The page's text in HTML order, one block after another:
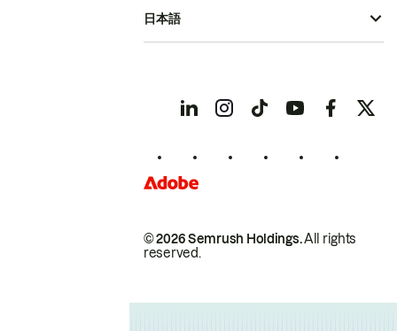
© 2026 Semrush Holdings.All rights
reserved.
日本語